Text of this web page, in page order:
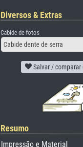
Diversos & Extras
Cabide de fotos
Cabide dente de serra
Salvar /
Resumo
Impressão e Material